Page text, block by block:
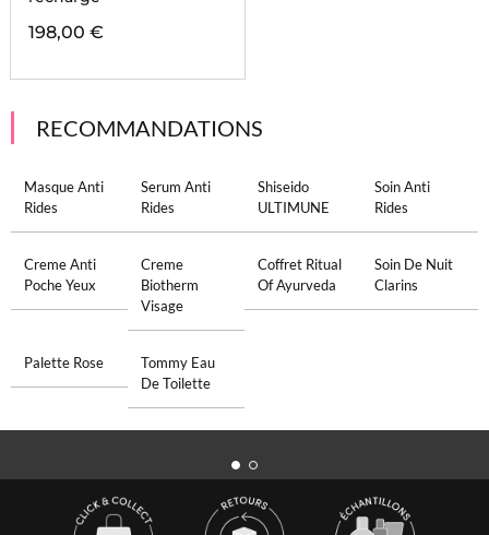
198,00 €
RECOMMANDATIONS
Masque Anti
Rides
Serum Anti
Rides
Shiseido
ULTIMUNE
Soin Anti
Rides
Creme Anti
Poche Yeux
Creme
Biotherm
Visage
Coffret Ritual
Of Ayurveda
Soin De Nuit
Clarins
Palette Rose
Tommy Eau
De Toilette